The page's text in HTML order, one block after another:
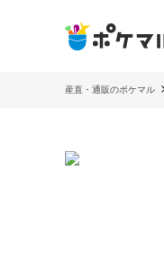
産直・通販のポケマル